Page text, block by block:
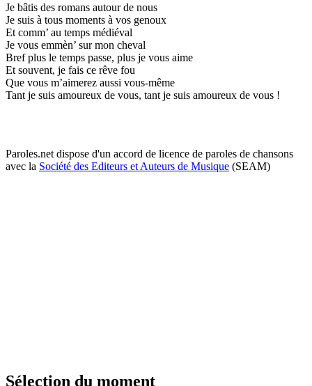
Je bâtis des romans autour de nous
Je suis à tous moments à vos genoux
Et comm’ au temps médiéval
Je vous emmèn’ sur mon cheval
Bref plus le temps passe, plus je vous aime
Et souvent, je fais ce rêve fou
Que vous m’aimerez aussi vous-même
Tant je suis amoureux de vous, tant je suis amoureux de vous !
Paroles.net dispose d'un accord de licence de paroles de chansons
avec la Société des Editeurs et Auteurs de Musique (SEAM)
Sélection du moment